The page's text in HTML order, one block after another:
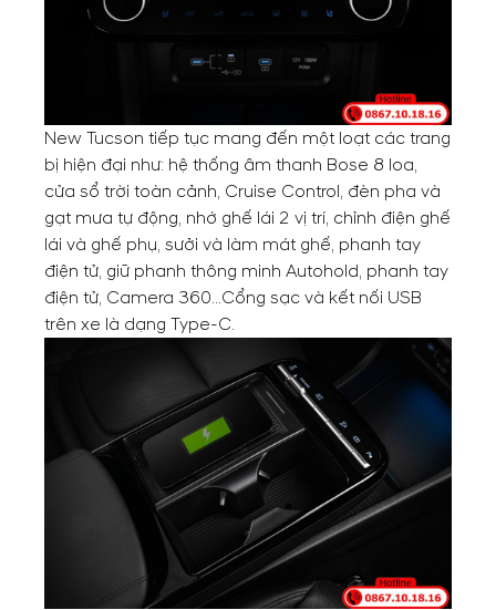
New Tucson tiếp tục mang đến một loạt các trang
bị hiện đại như: hệ thống âm thanh Bose 8 loa,
cửa sổ trời toàn cảnh, Cruise Control, đèn pha và
gạt mưa tự động, nhớ ghế lái 2 vị trí, chỉnh điện ghế
lái và ghế phụ, sưởi và làm mát ghế, phanh tay
điện tử, giữ phanh thông minh Autohold, phanh tay
điện tử, Camera 360…Cổng sạc và kết nối USB
trên xe là dạng Type-C.